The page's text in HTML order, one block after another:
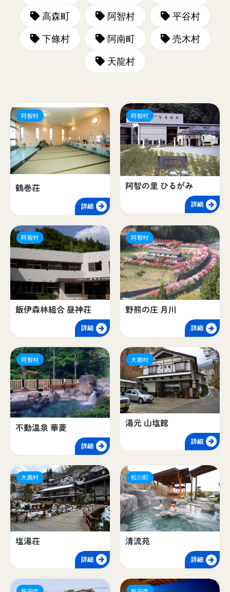
高森町
阿智村
平谷村
下條村
阿南町
売木村
天龍村
阿智村
鶴巻荘
詳細
阿智村
阿智の里 ひるがみ
詳細
阿智村
飯伊森林組合 昼神荘
詳細
阿智村
野熊の庄 月川
詳細
阿智村
不動温泉 華菱
詳細
大鹿村
湯元 山塩館
詳細
大鹿村
塩湯荘
詳細
松川町
清流苑
詳細